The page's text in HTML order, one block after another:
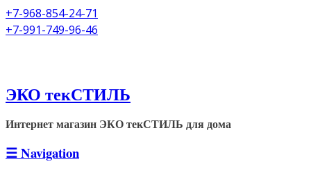
+7-968-854-24-71
+7-991-749-96-46
ЭКО текСТИЛЬ
Интернет магазин ЭКО текСТИЛЬ для дома
☰Navigation